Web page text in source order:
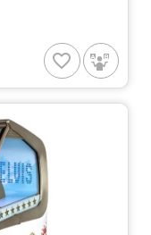
favorite_border